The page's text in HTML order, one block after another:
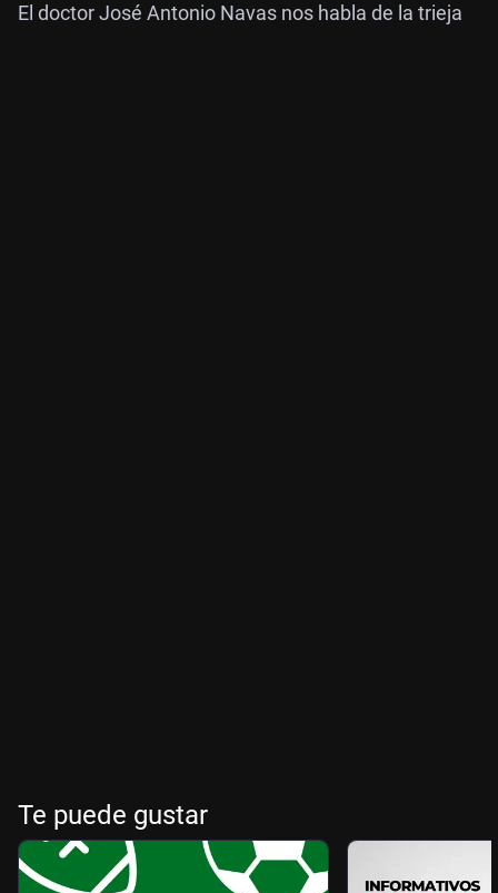
El doctor José Antonio Navas nos habla de la trieja
Te puede gustar